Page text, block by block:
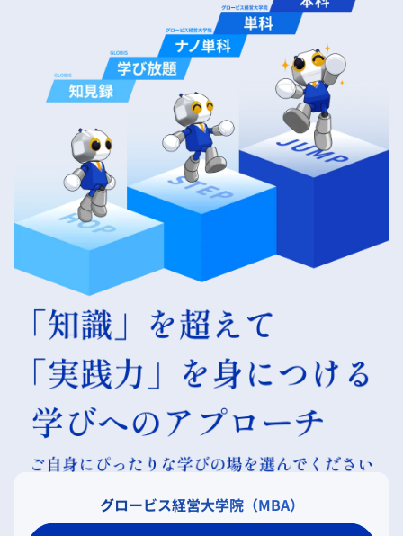
グロービス経営大学院（MBA）